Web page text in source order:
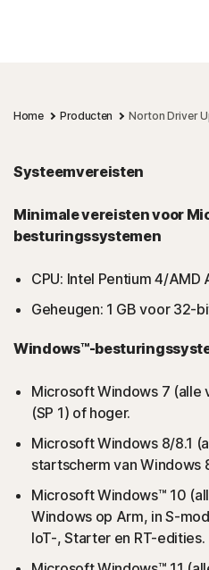
Home Producten Norton Driver
Systeemvereisten
Minimale vereisten voor
besturingssystemen
CPU: Intel Pentium 4/AMD
Geheugen: 1 GB voor 32-
Windows™-
Microsoft Windows 7 (alle
(SP 1) of hoger.
Microsoft Windows 8/8.1
startscherm van Windows
Microsoft Windows™ 10
Windows op Arm, in S-
IoT-, Starter en RT-edities.